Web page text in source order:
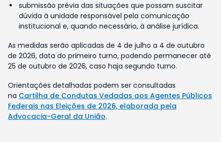
submissão prévia das situações que possam suscitar
dúvida à unidade responsável pela comunicação
institucional e, quando necessário, à análise jurídica.
As medidas serão aplicadas de 4 de julho a 4 de outubro
de 2026, data do primeiro turno, podendo permanecer até
25 de outubro de 2026, caso haja segundo turno.
Orientações detalhadas podem ser consultadas
na Cartilha de Condutas Vedadas aos Agentes Públicos
Federais nas Eleições de 2026, elaborada pela
Advocacia-Geral da União.